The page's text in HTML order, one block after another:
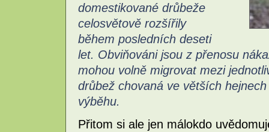
domestikované drůbeže
celosvětově rozšířily
během posledních deseti
let. Obviňováni jsou z přenosu
mohou volně migrovat mezi
drůbež chovaná ve větších
výběhu.
Přitom si ale jen málokdo